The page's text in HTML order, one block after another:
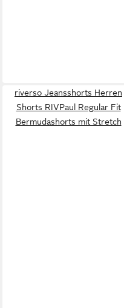
riverso Jeansshorts Herren
Shorts RIVPaul Regular Fit
Bermudashorts mit Stretch